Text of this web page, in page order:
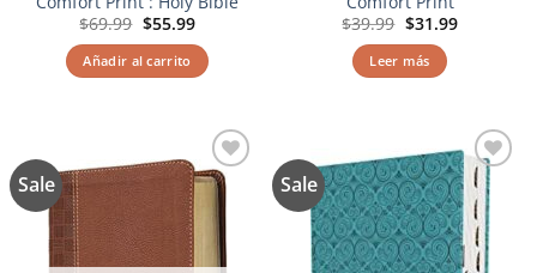
$69.99 El
precio
original
era:
$69.99.
$55.99El
actual
es:
$55.99.
Añadir al carrito
$39.99 El
precio
original
era:
$39.99.
$31.99El
Leer más
Sale
Añadir
a la
Sale
Añadir
a la
lista de
deseos